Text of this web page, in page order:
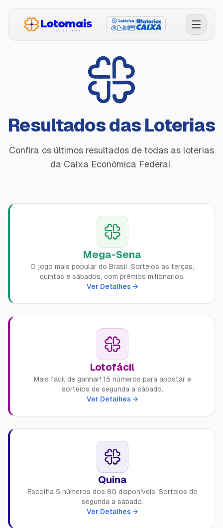
Conferir Resultados
Faça seu Jogo
Como Funciona
Jogo Responsável
Unidade Lotérica
Comprar Bolão
Resultados das Loterias
Confira os últimos resultados de todas as loterias
da Caixa Econômica Federal.
Mega-Sena
O jogo mais popular do Brasil. Sorteios às terças,
quintas e sábados, com prêmios milionários.
Ver Detalhes →
Lotofácil
Mais fácil de ganhar! 15 números para apostar e
sorteios de segunda a sábado.
Ver Detalhes →
Quina
Escolha 5 números dos 80 disponíveis. Sorteios de
segunda a sábado.
Ver Detalhes →